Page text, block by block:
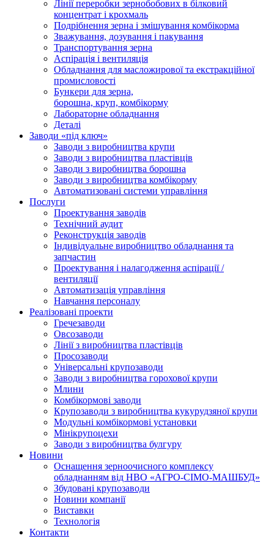
Лінії переробки зернобобових в білковий
концентрат і крохмаль
Подрібнення зерна і змішування комбікорма
Зважування, дозування і пакування
Транспортування зерна
Аспірація і вентиляція
Обладнання для масложирової та екстракційної
промисловості
Бункери для зерна,
борошна, круп, комбікорму
Лабораторне обладнання
Деталі
Заводи «під ключ»
Заводи з виробництва крупи
Заводи з виробництва пластівців
Заводи з виробництва борошна
Заводи з виробництва комбікорму
Автоматизовані системи управління
Послуги
Проектування заводів
Технічний аудит
Реконструкція заводів
Індивідуальне виробництво обладнання та
запчастин
Проектування і налагодження аспірації /
вентиляції
Автоматизація управління
Навчання персоналу
Реалізовані проекти
Гречезаводи
Овсозаводи
Лінії з виробництва пластівців
Просозаводи
Універсальні крупозаводи
Заводи з виробництва горохової крупи
Млини
Комбікормові заводи
Крупозаводи з виробництва кукурудзяної крупи
Модульні комбікормові установки
Мінікрупоцехи
Заводи з виробництва булгуру
Новини
Оснащення зерноочисного комплексу
обладнанням від НВО «АГРО-СІМО-МАШБУД»
Збудовані крупозаводи
Новини компанії
Виставки
Технологія
Контакти